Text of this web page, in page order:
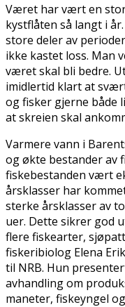
Været har vært en
kystflåten så langt i
store deler av
ikke kastet loss. Man
været skal bli bedre.
imidlertid klart at
og fisker gjerne både
at skreien skal
Varmere vann i
og økte bestander av
fiskebestanden vært
årsklasser har
sterke årsklasser av
uer. Dette sikrer god
flere fiskearter,
fiskeribiolog Elena
til NRB. Hun
avhandling om
maneter, fiskeyngel